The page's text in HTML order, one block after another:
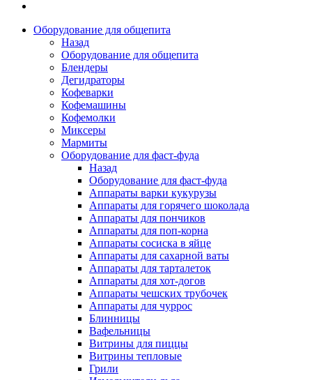
Оборудование для общепита
Назад
Оборудование для общепита
Блендеры
Дегидраторы
Кофеварки
Кофемашины
Кофемолки
Миксеры
Мармиты
Оборудование для фаст-фуда
Назад
Оборудование для фаст-фуда
Аппараты варки кукурузы
Аппараты для горячего шоколада
Аппараты для пончиков
Аппараты для поп-корна
Аппараты сосиска в яйце
Аппараты для сахарной ваты
Аппараты для тарталеток
Аппараты для хот-догов
Аппараты чешских трубочек
Аппараты для чуррос
Блинницы
Вафельницы
Витрины для пиццы
Витрины тепловые
Грили